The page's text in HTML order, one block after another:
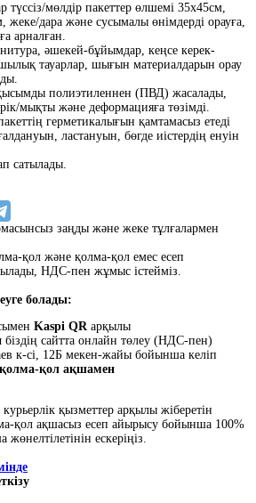
мөлдір пакеттер өлшемі 35х45см,
дара және сусымалы өнімдерді орауға,
арналған.
әшекей-бұйымдар, кеңсе керек-
тауарлар, шығын материалдарын орау
полиэтиленнен (ПВД) жасалады,
мықты және деформацияға төзімді.
герметикалығын қамтамасыз етеді
ластануын, бөгде иістердің енуін
сатылады.
заңды және жеке тұлғалармен
қол және қолма-қол емес есеп
НДС-пен жұмыс істейміз.
болады:
Kaspi QRарқылы
біздің сайтта онлайн төлеу (НДС-пен)
к-сі, 12Б мекен-жайы бойынша келіп
қолма-қол ақшамен
қызметтер арқылы жіберетін
қол ақшасыз есеп айырысу бойынша 100%
ескеріңіз.